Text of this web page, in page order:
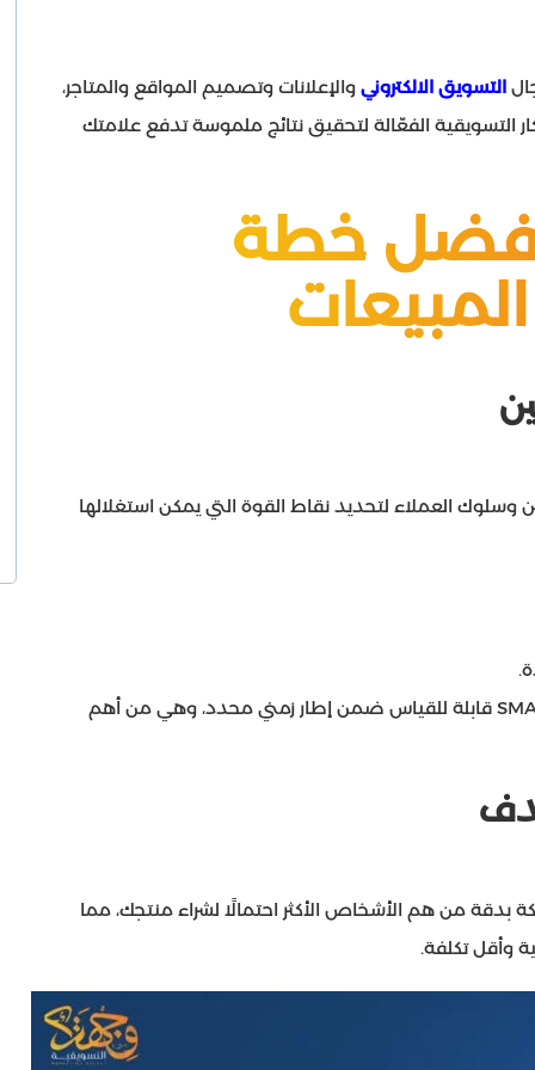
التسويق الالكتروني والإعلانات وتصميم المواقع والمتاجر،
التسويقية الفعّالة لتحقيق نتائج ملموسة تدفع علامتك
خطة
العملاء لتحديد نقاط القوة التي يمكن استغلالها
لذلك تعتمد وجهتك التسويقية على وضع أهداف SMART قابلة للقياس ضمن إطار زمني محدد، وهي من أهم
بدقة من هم الأشخاص الأكثر احتمالًا لشراء منتجك، مما
وأقل تكلفة.